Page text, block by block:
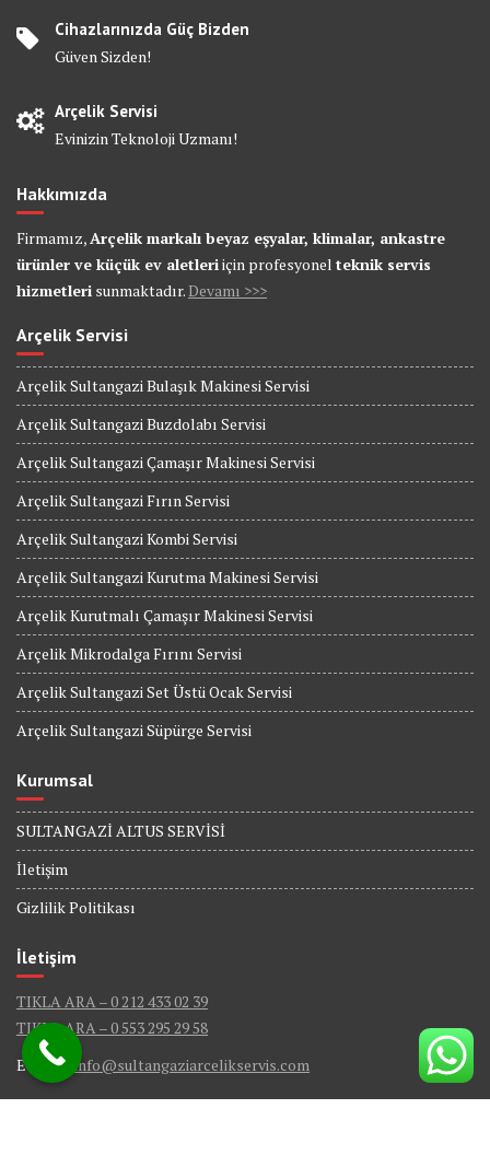
Cihazlarınızda Güç Bizden
Güven Sizden!
Arçelik Servisi
Evinizin Teknoloji Uzmanı!
Hakkımızda
Firmamız,Arçelik markalı beyaz eşyalar, klimalar, ankastre
ürünler ve küçük ev aletleriiçin profesyonel teknik servis
hizmetleri sunmaktadır.Devamı >>>
Arçelik Servisi
Arçelik Sultangazi Bulaşık Makinesi Servisi
Arçelik Sultangazi Buzdolabı Servisi
Arçelik Sultangazi Çamaşır Makinesi Servisi
Arçelik Sultangazi Fırın Servisi
Arçelik Sultangazi Kombi Servisi
Arçelik Sultangazi Kurutma Makinesi Servisi
Arçelik Kurutmalı Çamaşır Makinesi Servisi
Arçelik Mikrodalga Fırını Servisi
Arçelik Sultangazi Set Üstü Ocak Servisi
Arçelik Sultangazi Süpürge Servisi
Kurumsal
SULTANGAZİ ALTUS SERVİSİ
İletişim
Gizlilik Politikası
İletişim
TIKLA ARA – 0 212 433 02 39
TIKLA ARA – 0 553 295 29 58
E-Mail : info@sultangaziarcelikservis.com